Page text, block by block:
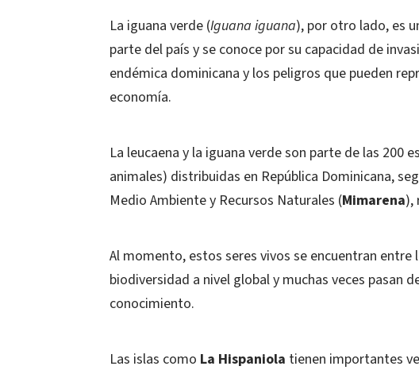
La iguana verde (Iguana iguana), por otro lado, es
parte del país y se conoce por su capacidad de
endémica dominicana y los peligros que pueden
economía.
La leucaena y la iguana verde son parte de las 200
animales) distribuidas en República Dominicana,
Medio Ambiente y Recursos Naturales (Mimarena),
Al momento, estos seres vivos se encuentran entre
biodiversidad a nivel global y muchas veces pasan
conocimiento.
Las islas como La Hispaniola tienen importantes